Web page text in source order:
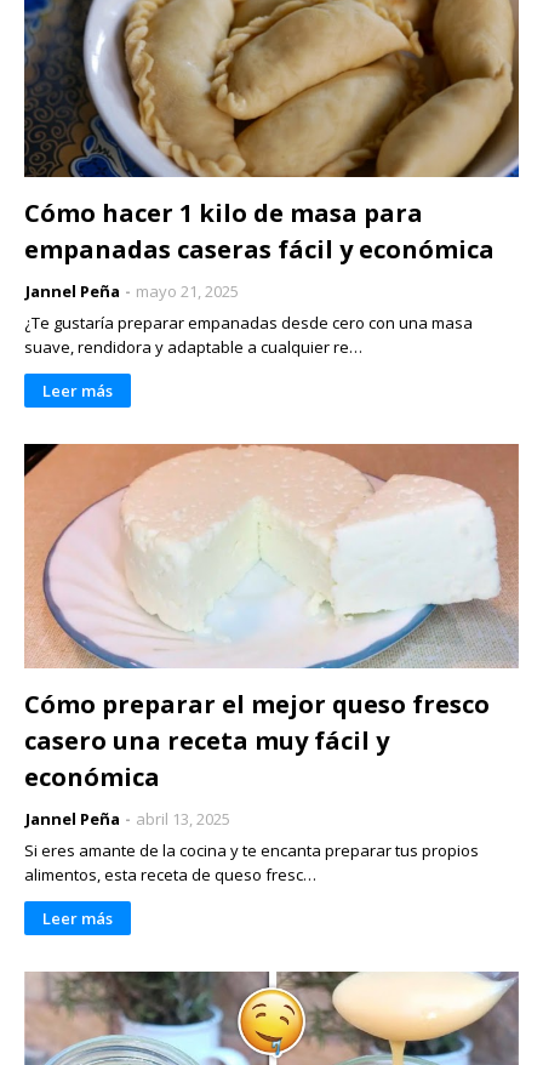
Cómo hacer 1 kilo de masa para
empanadas caseras fácil y económica
Jannel Peña
mayo 21, 2025
¿Te gustaría preparar empanadas desde cero con una masa
suave, rendidora y adaptable a cualquier re…
Leer más
Cómo preparar el mejor queso fresco
casero una receta muy fácil y
económica
Jannel Peña
abril 13, 2025
Si eres amante de la cocina y te encanta preparar tus propios
alimentos, esta receta de queso fresc…
Leer más